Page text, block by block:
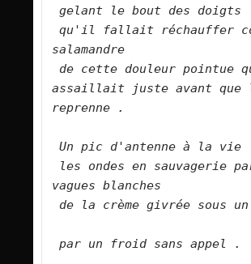
gelant le bout des
qu'il fallait réchauffer
salamandre
de cette douleur pointue
assaillait juste avant que
reprenne .
Un pic d'antenne à la
les ondes en sauvagerie
vagues blanches
de la crème givrée sous
par un froid sans appel